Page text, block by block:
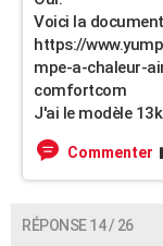
Voici la
https://
mpe-a-chaleur-
comfortcom
J'ai le modèle
Commenter
RÉPONSE 14 / 26